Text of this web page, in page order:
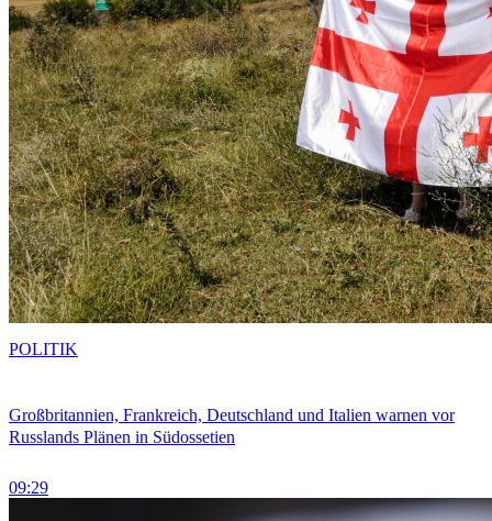
Großbritannien, Frankreich, Deutschland und Italien warnen vor
Russlands Plänen in Südossetien
09:29
POLITIK